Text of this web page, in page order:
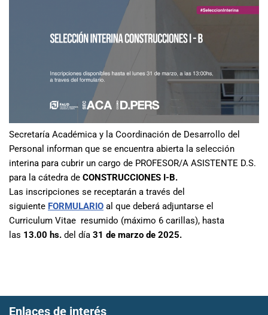
Secretaría Académica y la Coordinación de Desarrollo del
Personal informan que se encuentra abierta la selección
interina para cubrir un cargo de PROFESOR/A ASISTENTE D.S.
para la cátedra de CONSTRUCCIONES I-B.
Las inscripciones se receptarán a través del
siguiente FORMULARIO al que deberá adjuntarse el
Curriculum Vitae resumido (máximo 6 carillas), hasta
las 13.00 hs. del día 31 de marzo de 2025.
Enlaces de interés